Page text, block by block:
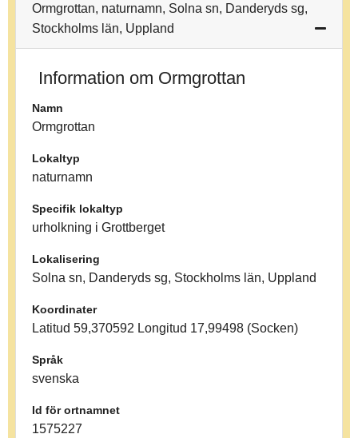
Ormgrottan, naturnamn, Solna sn, Danderyds sg,
Stockholms län, Uppland
Information om Ormgrottan
Namn
Ormgrottan
Lokaltyp
naturnamn
Specifik lokaltyp
urholkning i Grottberget
Lokalisering
Solna sn, Danderyds sg, Stockholms län, Uppland
Koordinater
Latitud 59,370592 Longitud 17,99498 (Socken)
Språk
svenska
Id för ortnamnet
1575227